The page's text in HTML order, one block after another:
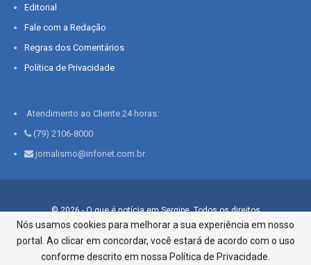
Editorial
Fale com a Redação
Regras dos Comentários
Política de Privacidade
Atendimento ao Cliente 24 horas:
(79) 2106-8000
jornalismo@infonet.com.br
© 2026 - O que é notícia em Sergipe. Todos os direitos
reservados.
Infonet - Rua Monsenhor Silveira 276, Bairro São José |
Aracaju-SE, CEP 49015-030, Fone: 79.2106.8000 - CI Centro de
Nós usamos cookies para melhorar a sua experiência em nosso
portal. Ao clicar em concordar, você estará de acordo com o uso
conforme descrito em nossa Política de Privacidade.